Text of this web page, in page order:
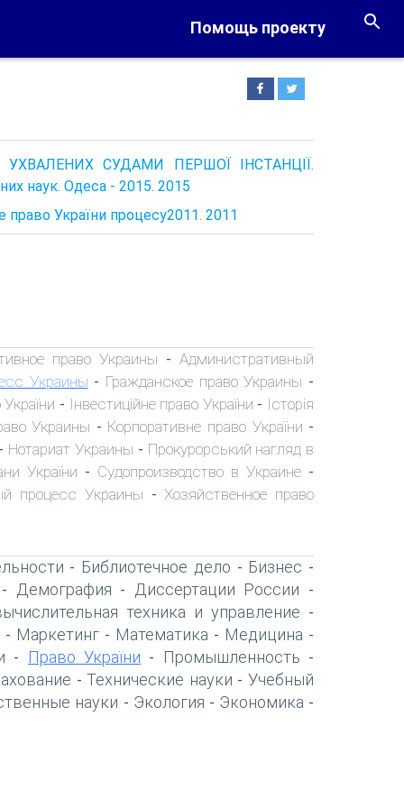
Помощь проекту
СУДАМИ ПЕРШОЇ ІНСТАНЦІЇ.
наук. Одеса - 2015. 2015
України процесу2011. 2011
право Украины - Административный
Украины - Гражданское право Украины -
- Інвестиційне право України - Історія
Украины - Корпоративне право України -
- Нотариат Украины - Прокурорський нагляд в
України - Судопроизводство в Украине -
процесс Украины -Хозяйственное право
- Библиотечное дело - Бизнес -
- Демография - Диссертации России -
техника и управление -
- Маркетинг - Математика - Медицина -
- Право України - Промышленность -
-Технические науки -Учебный
науки - Экология - Экономика -